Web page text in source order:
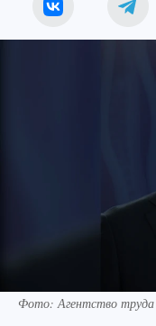
Фото: Агентство труда